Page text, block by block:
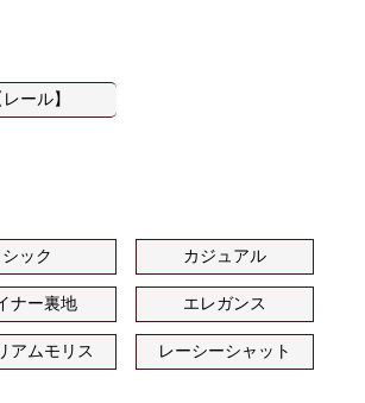
ール】
シック カジュアル
ナー裏地 エレガンス
アムモリス レーシーシャット